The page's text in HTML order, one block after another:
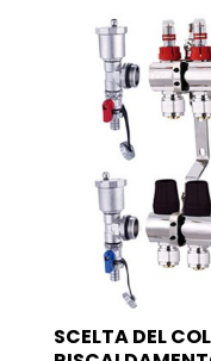
SCELTA DEL